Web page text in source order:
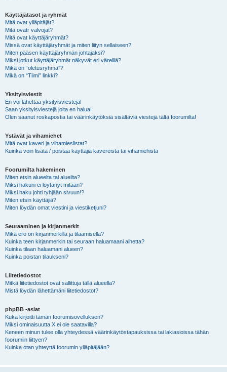
Käyttäjätasot ja ryhmät
Mitä ovat ylläpitäjät?
Mitä ovatr valvojat?
Mitä ovat käyttäjäryhmät?
Missä ovat käyttäjäryhmät ja miten liityn sellaiseen?
Miten pääsen käyttäjäryhmän johtajaksi?
Miksi jotkut käyttäjäryhmät näkyvät eri väreillä?
Mikä on “oletusryhmä”?
Mikä on “Tiimi” linkki?
Yksityisviestit
En voi lähettää yksityisviestejä!
Saan yksityisviestejä joita en halua!
Olen saanut roskapostia tai väärinkäytöksiä sisältäviä viestejä tältä foorumilta!
Ystävät ja vihamiehet
Mitä ovat kaveri ja vihamieslistat?
Kuinka voin lisätä / poistaa käyttäjiä kavereista tai vihamiehistä
Foorumilta hakeminen
Miten etsin alueelta tai alueilta?
Miksi hakuni ei löytänyt mitään?
Miksi haku johti tyhjään sivuun!?
Miten etsin käyttäjiä?
Miten löydän omat viestini ja viestiketjuni?
Seuraaminen ja kirjanmerkit
Mikä ero on kirjanmerkillä ja tilaamisella?
Kuinka teen kirjanmerkin tai seuraan haluamaani aihetta?
Kuinka tilaan haluamani alueen?
Kuinka poistan tilaukseni?
Liitetiedostot
Mitkä liitetiedostot ovat sallittuja tällä alueella?
Mistä löydän lähettämäni liitetiedostot?
phpBB -asiat
Kuka kirjoitti tämän foorumisovelluksen?
Miksi ominaisuutta X ei ole saatavilla?
Keneen minun tulee olla yhteydessä väärinkäytöstapauksissa tai lakiasioissa tähän
foorumiin liittyen?
Kuinka otan yhteyttä foorumin ylläpitäjään?